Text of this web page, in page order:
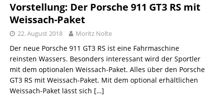
Vorstellung: Der Porsche 911 GT3 RS mit
Weissach-Paket
22. August 2018 Moritz Nolte
Der neue Porsche 911 GT3 RS ist eine Fahrmaschine
reinsten Wassers. Besonders interessant wird der Sportler
mit dem optionalen Weissach-Paket. Alles über den Porsche
GT3 RS mit Weissach-Paket. Mit dem optional erhältlichen
Weissach-Paket lässt sich […]